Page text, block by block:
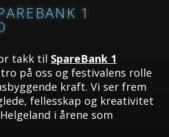
1
takk til SpareBank 1
på oss og festivalens rolle
kraft. Vi ser frem
fellesskap og kreativitet
i årene som